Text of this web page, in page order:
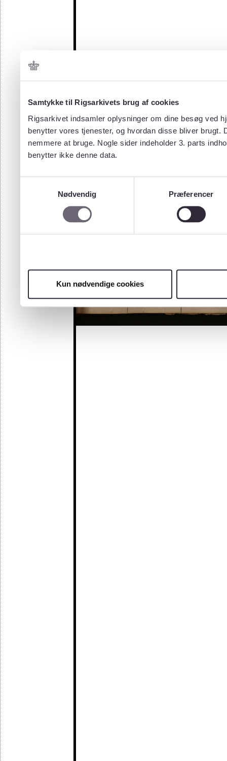
Samtykke til Rigsarkivets brug af cookies
Rigsarkivet indsamler oplysninger om dine besøg ved
benytter vores tjenester, og hvordan disse bliver
nemmere at bruge. Nogle sider indeholder 3. parts
benytter ikke denne data.
Nødvendig
Præferencer
Kun nødvendige cookies